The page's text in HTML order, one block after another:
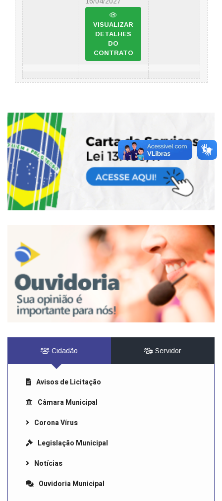
VISUALIZAR
DETALHES
DO
CONTRATO
Cidadão Servidor
Avisos de Licitação
Câmara Municipal
Corona Vírus
Legislação Municipal
Notícias
Ouvidoria Municipal